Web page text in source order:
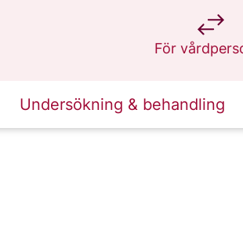
För
på 1177.se
Undersökning & behandling